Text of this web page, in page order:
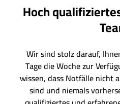
Hoch
Wir sind stolz darauf,
Tage die Woche zur
wissen, dass Notfälle nicht
sind und niemals